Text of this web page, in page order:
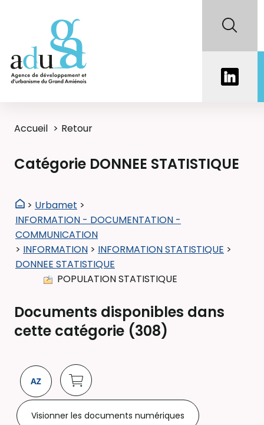
Accueil Retour
Catégorie DONNEE STATISTIQUE
> Urbamet >
INFORMATION - DOCUMENTATION -
COMMUNICATION
> INFORMATION > INFORMATION STATISTIQUE >
DONNEE STATISTIQUE
POPULATION STATISTIQUE
Documents disponibles dans
cette catégorie (308)
Visionner les documents numériques